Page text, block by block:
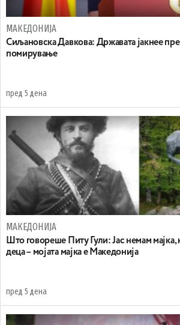
МАКЕДОНИЈА
Сиљановска Давкова: Државата јакнее
помирување
пред 5 дена
МАКЕДОНИЈА
Што говореше Питу Гули: Јас немам
деца – мојата мајка е Македонија
пред 5 дена